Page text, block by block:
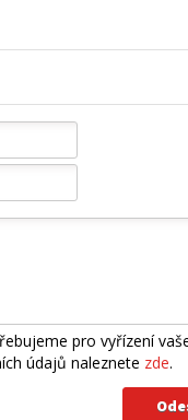
pro vyřízení
údajů naleznete zde.